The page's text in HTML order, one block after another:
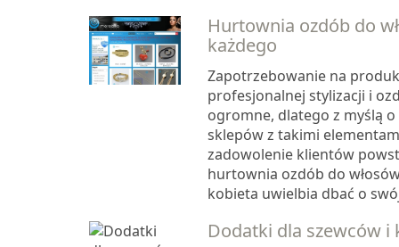
Hurtownia ozdób do
każdego
Zapotrzebowanie na
profesjonalnej stylizacji i
ogromne, dlatego z myślą
sklepów z takimi
zadowolenie klientów
hurtownia ozdób do
kobieta uwielbia dbać o
Dodatki dla szewców i